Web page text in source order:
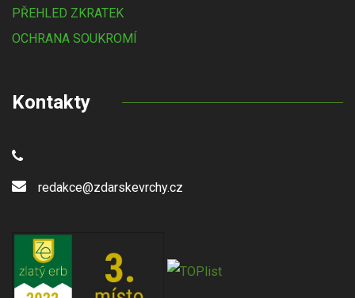
PŘEHLED ZKRATEK
OCHRANA SOUKROMÍ
Kontakty
redakce@zdarskevrchy.cz